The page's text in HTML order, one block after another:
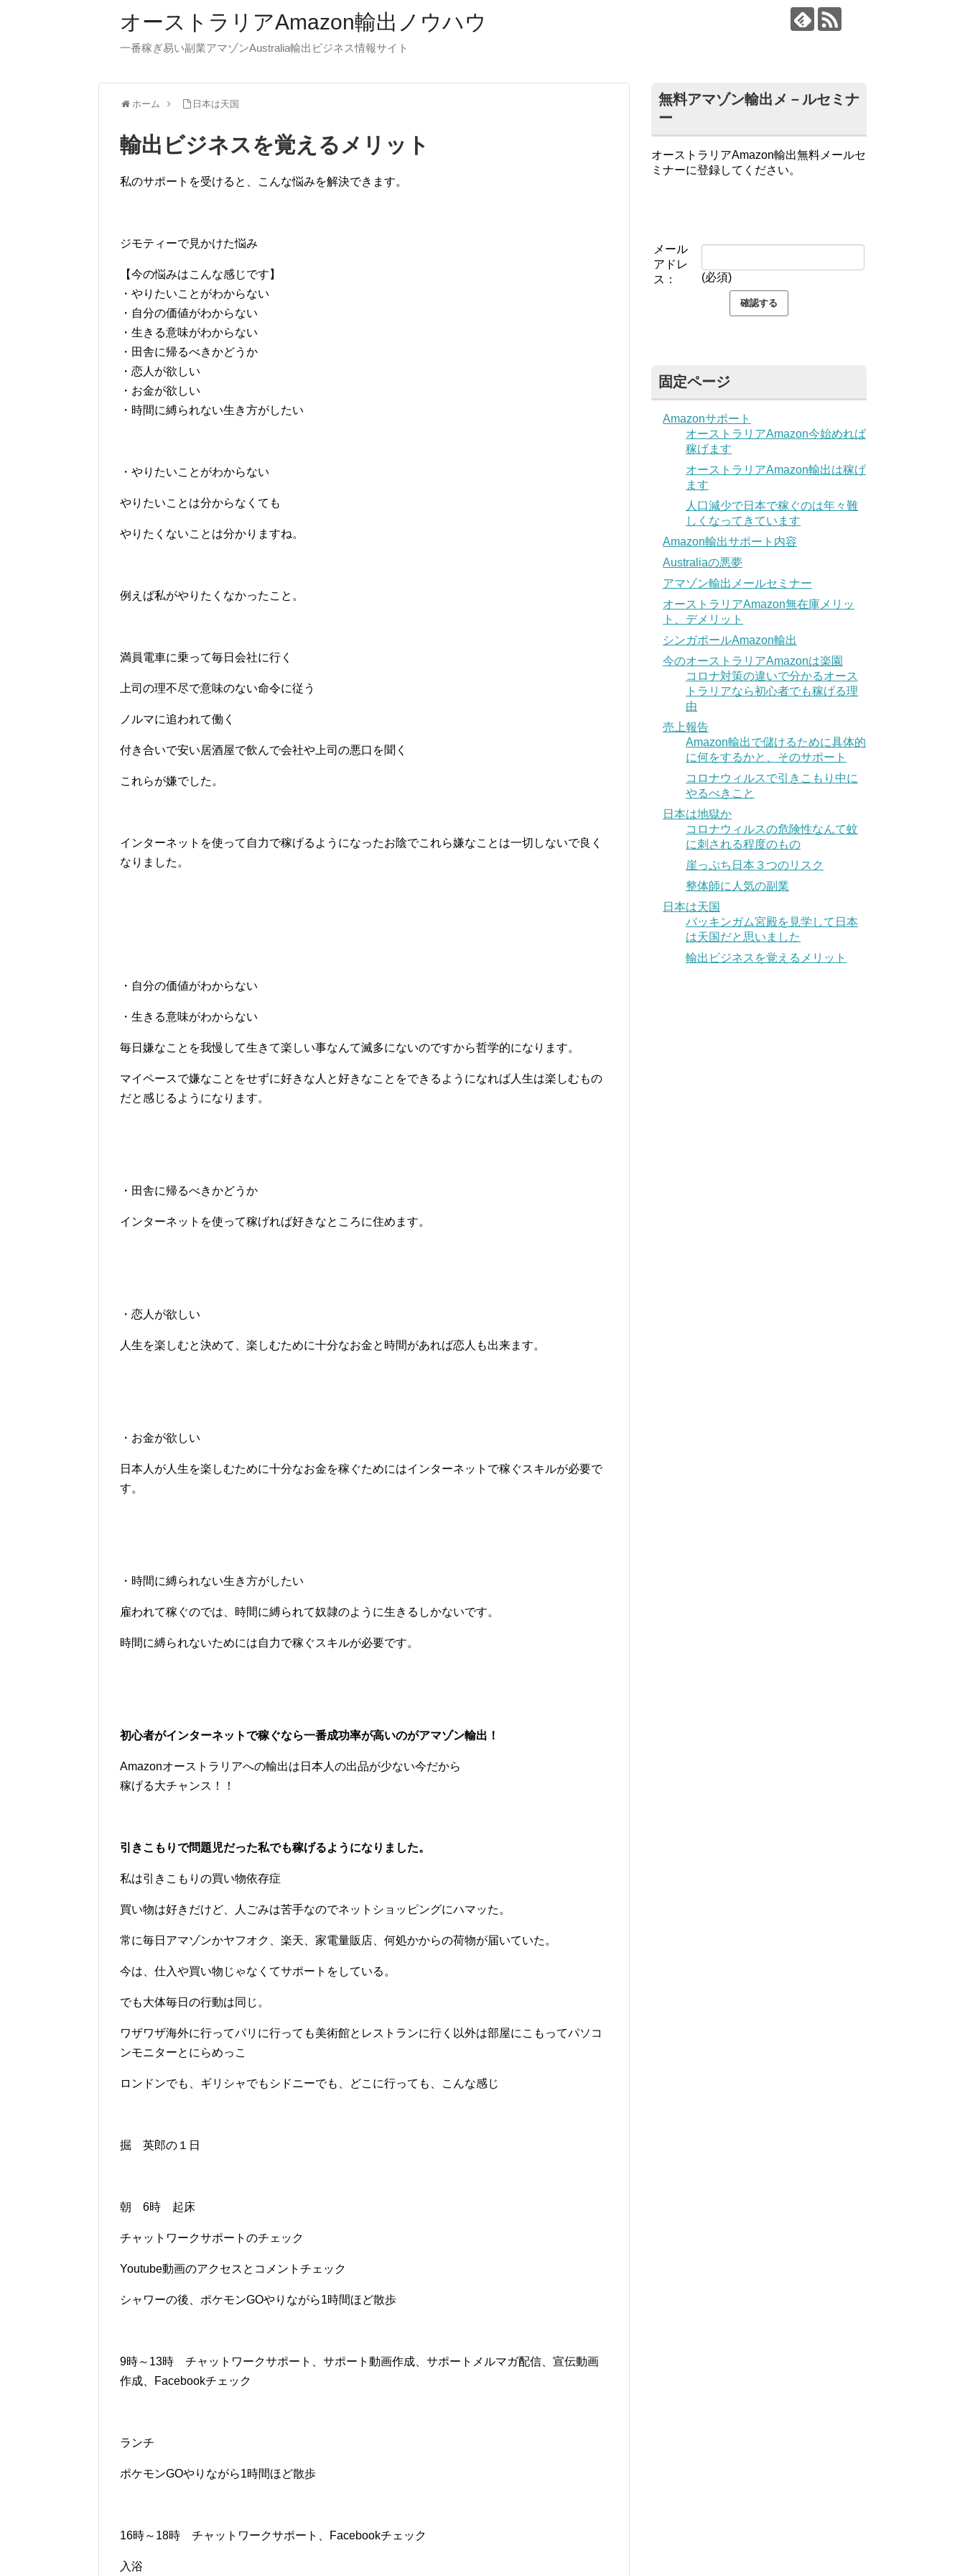
オーストラリアAmazon輸出ノウハウ
一番稼ぎ易い副業アマゾンAustralia輸出ビジネス情報サイト
ホーム 日本は天国
輸出ビジネスを覚えるメリット
私のサポートを受けると、こんな悩みを解決できます。
ジモティーで見かけた悩み
【今の悩みはこんな感じです】
・やりたいことがわからない
・自分の価値がわからない
・生きる意味がわからない
・田舎に帰るべきかどうか
・恋人が欲しい
・お金が欲しい
・時間に縛られない生き方がしたい
・やりたいことがわからない
やりたいことは分からなくても
やりたくないことは分かりますね。
例えば私がやりたくなかったこと。
満員電車に乗って毎日会社に行く
上司の理不尽で意味のない命令に従う
ノルマに追われて働く
付き合いで安い居酒屋で飲んで会社や上司の悪口を聞く
これらが嫌でした。
インターネットを使って自力で稼げるようになったお陰でこれら嫌なことは一切しないで良く
なりました。
・自分の価値がわからない
・生きる意味がわからない
毎日嫌なことを我慢して生きて楽しい事なんて滅多にないのですから哲学的になります。
マイペースで嫌なことをせずに好きな人と好きなことをできるようになれば人生は楽しむもの
だと感じるようになります。
・田舎に帰るべきかどうか
インターネットを使って稼げれば好きなところに住めます。
・恋人が欲しい
人生を楽しむと決めて、楽しむために十分なお金と時間があれば恋人も出来ます。
・お金が欲しい
日本人が人生を楽しむために十分なお金を稼ぐためにはインターネットで稼ぐスキルが必要で
す。
・時間に縛られない生き方がしたい
雇われて稼ぐのでは、時間に縛られて奴隷のように生きるしかないです。
時間に縛られないためには自力で稼ぐスキルが必要です。
初心者がインターネットで稼ぐなら一番成功率が高いのがアマゾン輸出！
Amazonオーストラリアへの輸出は日本人の出品が少ない今だから
稼げる大チャンス！！
引きこもりで問題児だった私でも稼げるようになりました。
私は引きこもりの買い物依存症
買い物は好きだけど、人ごみは苦手なのでネットショッピングにハマッた。
常に毎日アマゾンかヤフオク、楽天、家電量販店、何処かからの荷物が届いていた。
今は、仕入や買い物じゃなくてサポートをしている。
でも大体毎日の行動は同じ。
ワザワザ海外に行ってパリに行っても美術館とレストランに行く以外は部屋にこもってパソコ
ンモニターとにらめっこ
ロンドンでも、ギリシャでもシドニーでも、どこに行っても、こんな感じ
掘 英郎の１日
朝 6時 起床
チャットワークサポートのチェック
Youtube動画のアクセスとコメントチェック
シャワーの後、ポケモンGOやりながら1時間ほど散歩
9時～13時 チャットワークサポート、サポート動画作成、サポートメルマガ配信、宣伝動画
作成、Facebookチェック
ランチ
ポケモンGOやりながら1時間ほど散歩
16時～18時 チャットワークサポート、Facebookチェック
入浴
無料アマゾン輸出メ－ルセミナ
ー
オーストラリアAmazon輸出無料メールセ
ミナーに登録してください。
メール
アドレ
ス：
(必須)
固定ページ
Amazonサポート
オーストラリアAmazon今始めれば
稼げます
オーストラリアAmazon輸出は稼げ
ます
人口減少で日本で稼ぐのは年々難
しくなってきています
Amazon輸出サポート内容
Australiaの悪夢
アマゾン輸出メールセミナー
オーストラリアAmazon無在庫メリッ
ト、デメリット
シンガポールAmazon輸出
今のオーストラリアAmazonは楽園
コロナ対策の違いで分かるオース
トラリアなら初心者でも稼げる理
由
売上報告
Amazon輸出で儲けるために具体的
に何をするかと、そのサポート
コロナウィルスで引きこもり中に
やるべきこと
日本は地獄か
コロナウィルスの危険性なんて蚊
に刺される程度のもの
崖っぷち日本３つのリスク
整体師に人気の副業
日本は天国
バッキンガム宮殿を見学して日本
は天国だと思いました
輸出ビジネスを覚えるメリット